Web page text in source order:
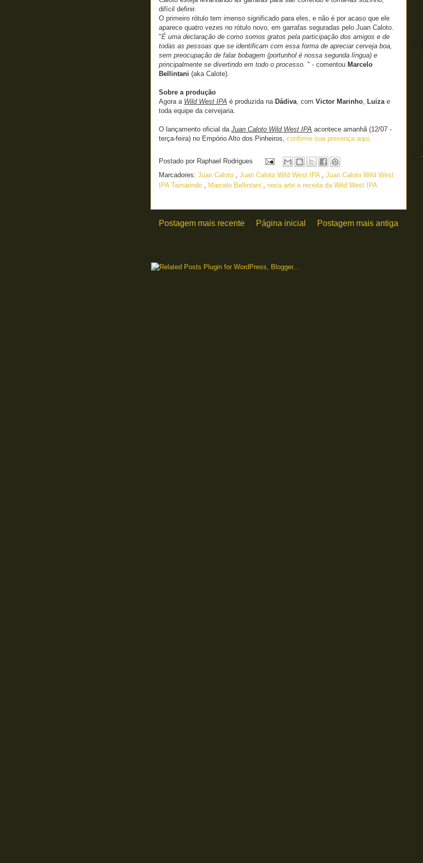
difícil definir.
O primeiro rótulo tem imenso significado para eles, e não é por acaso que ele
aparece quatro vezes no rótulo novo, em garrafas seguradas pelo Juan Caloto.
"É uma declaração de como somos gratos pela participação dos amigos e de
todas as pessoas que se identificam com essa forma de apreciar cerveja boa,
sem preocupação de falar bobagem (portunhol é nossa segunda língua) e
principalmente se divertindo em todo o processo. " - comentou Marcelo
Bellintani (aka Calote).
Sobre a produção
Agora a Wild West IPA é produzida na Dádiva, com Victor Marinho, Luizae
toda equipe da cervejaria.
O lançamento oficial da Juan Caloto Wild West IPA acontece amanhã (12/07 -
terça-feira) no Empório Alto dos Pinheiros, confirme sua presença aqui.
Postado por Raphael Rodrigues
Marcadores: Juan Caloto , Juan Caloto Wild West IPA , Juan Caloto Wild West
IPA Tamarindo , Marcelo Bellintani , nova arte e receita da Wild West IPA
Postagem mais recente Postagem mais antiga
Página inicial